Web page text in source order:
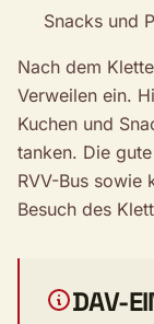
Snacks und
Nach dem
Verweilen ein.
Kuchen und
tanken. Die
RVV-Bus sowie
Besuch des
DAV-